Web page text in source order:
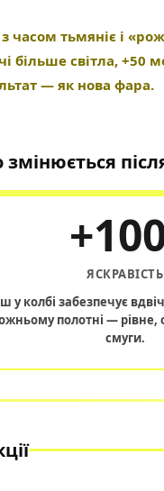
часом тьмяніє і
більше світла, +50
— як нова фара.
ЯСКРАВІСТЬ
у колбі забезпечує
полотні — рівне,
смуги.